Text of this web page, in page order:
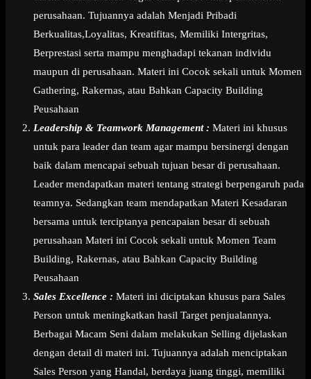
perusahaan. Tujuannya adalah Menjadi Pribadi
Berkualitas,Loyalitas, Kreatifitas, Memiliki Intergritas,
Berprestasi serta mampu menghadapi tekanan individu
maupun di perusahaan. Materi ini Cocok sekali untuk Momen
Gathering, Rakernas, atau Bahkan Capacity Building
Peusahaan
Leadership & Teamwork Management : Materi ini khusus
untuk para leader dan team agar mampu bersinergi dengan
baik dalam mencapai sebuah tujuan besar di perusahaan.
Leader mendapatkan materi tentang strategi berpengaruh pada
teamnya. Sedangkan team mendapatkan Materi Kesadaran
bersama untuk terciptanya pencapaian besar di sebuah
perusahaan Materi ini Cocok sekali untuk Momen Team
Building, Rakernas, atau Bahkan Capacity Building
Peusahaan
Sales Excellence : Materi ini diciptakan khusus para Sales
Person untuk meningkatkan hasil Target penjualannya.
Berbagai Macam Seni dalam melakukan Selling dijelaskan
dengan detail di materi ini. Tujuannya adalah menciptakan
Sales Person yang Handal, berdaya juang tinggi, memiliki